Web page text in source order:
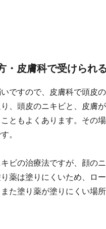
・皮膚科で受けられ
ですので、皮膚科で頭皮
、頭皮のニキビと、皮膚
ともよくあります。その
。
ビの治療法ですが、顔の
薬は塗りにくいため、ロ
た塗り薬が塗りにくい場